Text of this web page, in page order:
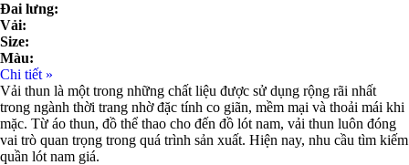
Đai lưng:
Vải:
Size:
Màu:
Chi tiết »
Vải thun là một trong những chất liệu được sử dụng rộng rãi nhất
trong ngành thời trang nhờ đặc tính co giãn, mềm mại và thoải mái khi
mặc. Từ áo thun, đồ thể thao cho đến đồ lót nam, vải thun luôn đóng
vai trò quan trọng trong quá trình sản xuất. Hiện nay, nhu cầu tìm kiếm
quần lót nam giá.